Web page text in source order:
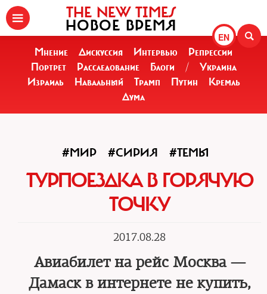
EN
THE NEW TIMES
НОВОЕ ВРЕМЯ
Мнение Дискуссия Интервью
Репрессии
Портрет
Расследование Блоги /
Украина
Израиль
Навальный Трамп Путин
Кремль
Дума
#МИР #СИРИЯ #ТЕМЫ
ТУРПОЕЗДКА В ГОРЯЧУЮ
ТОЧКУ
2017.08.28
Авиабилет на рейс Москва —
Дамаск в интернете не купить,